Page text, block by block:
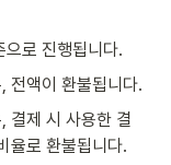
로 진행됩니다.
전액이 환불됩니다.
결제 시 사용한 결
율로 환불됩니다.